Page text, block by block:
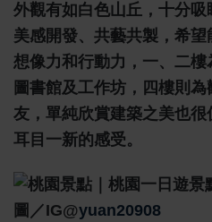
外觀有如白色山丘，十分
美感開發、共藝共製，希望
想像力和行動力，一、二
圖書館及工作坊，四樓則
友，單純欣賞建築之美也
耳目一新的感受。
圖／IG@yuan20908